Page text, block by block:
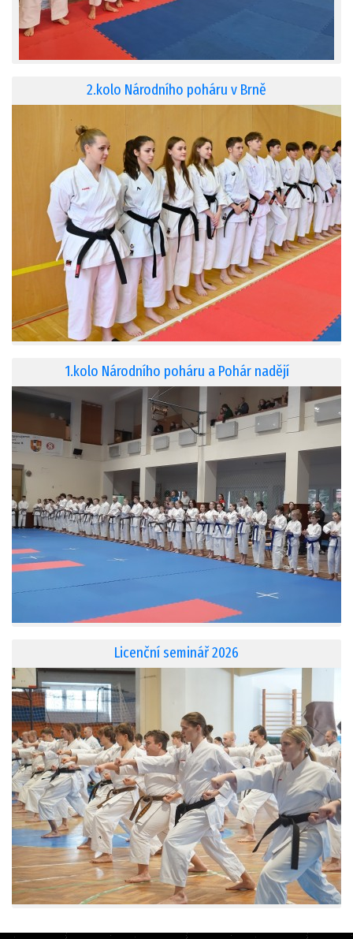
2.kolo Národního poháru v Brně
1.kolo Národního poháru a Pohár nadějí
Licenční seminář 2026